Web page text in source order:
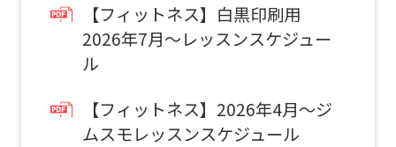
【フィットネス】白黒印刷用
2026年7月～レッスンスケジュー
ル
【フィットネス】2026年4月～ジ
ムスモレッスンスケジュール